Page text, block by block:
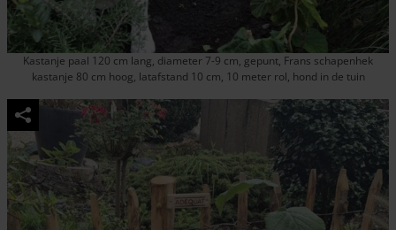
Kastanje paal 120 cm lang, diameter 7-9 cm, gepunt, Frans schapenhek
kastanje 80 cm hoog, latafstand 10 cm, 10 meter rol, hond in de tuin